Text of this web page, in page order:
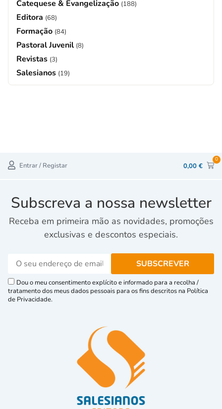
Catequese & Evangelização (188)
Editora (68)
Formação (84)
Pastoral Juvenil (8)
Revistas (3)
Salesianos (19)
Entrar / Registar 0,00 €
0
Subscreva a nossa newsletter
Receba em primeira mão as novidades, promoções
exclusivas e descontos especiais.
Dou o meu consentimento explícito e informado para a recolha /
tratamento dos meus dados pessoais para os fins descritos na Política
de Privacidade.